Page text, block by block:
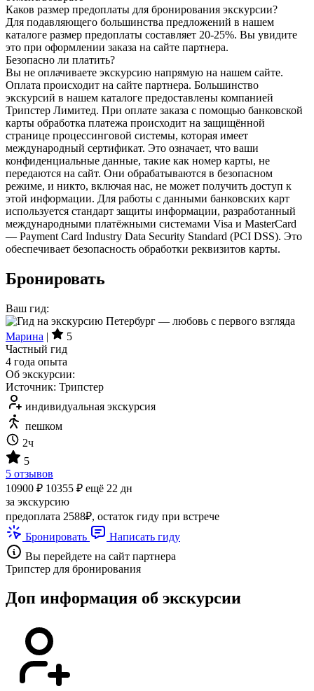
Каков размер предоплаты для бронирования экскурсии?
Для подавляющего большинства предложений в нашем
каталоге размер предоплаты составляет 20-25%. Вы увидите
это при оформлении заказа на сайте партнера.
Безопасно ли платить?
Вы не оплачиваете экскурсию напрямую на нашем сайте.
Оплата происходит на сайте партнера. Большинство
экскурсий в нашем каталоге предоставлены компанией
Трипстер Лимитед. При оплате заказа с помощью банковской
карты обработка платежа происходит на защищённой
странице процессинговой системы, которая имеет
международный сертификат. Это означает, что ваши
конфиденциальные данные, такие как номер карты, не
передаются на сайт. Они обрабатываются в безопасном
режиме, и никто, включая нас, не может получить доступ к
этой информации. Для работы с данными банковских карт
используется стандарт защиты информации, разработанный
международными платёжными системами Visa и MasterCard
— Payment Card Industry Data Security Standard (PCI DSS). Это
обеспечивает безопасность обработки реквизитов карты.
Бронировать
Ваш гид:
Марина |
5
Частный гид
4 года опыта
Об экскурсии:
Источник: Трипстер
индивидуальная экскурсия
пешком
2ч
5
5 отзывов
10900 ₽ 10355 ₽ ещё 22 дн
за экскурсию
предоплата 2588₽, остаток гиду при встрече
Бронировать
Написать гиду
Вы перейдете на сайт партнера
Трипстер для бронирования
Доп информация об экскурсии